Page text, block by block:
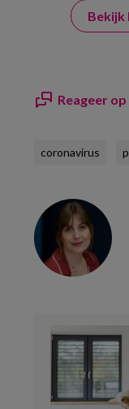
Bekijk
Reageer
coronavirus